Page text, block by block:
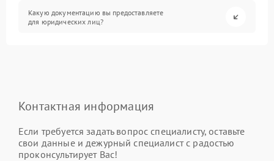
Какую документацию вы предоставляете
для юридических лиц?
Контактная информация
Если требуется задать вопрос специалисту, оставьте
свои данные и дежурный специалист с радостью
проконсультирует Вас!